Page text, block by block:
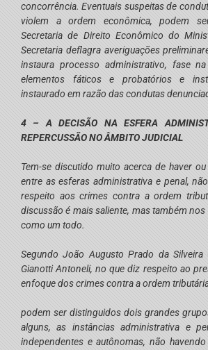
concorrência. Eventuais suspeitas de
violem a ordem econômica, podem
Secretaria de Direito Econômico do
Secretaria deflagra averiguações
instaura processo administrativo, fase
elementos fáticos e probatórios e
instaurado em razão das condutas
4 – A DECISÃO NA ESFERA
REPERCUSSÃO NO ÂMBITO JUDICIAL
Tem-se discutido muito acerca de haver
entre as esferas administrativa e penal,
respeito aos crimes contra a ordem
discussão é mais saliente, mas também
como um todo.
Segundo João Augusto Prado da Silveira
Gianotti Antoneli, no que diz respeito ao
enfoque dos crimes contra a ordem
podem ser distinguidos dois grandes
alguns, as instâncias administrativa e
independentes e autônomas, não